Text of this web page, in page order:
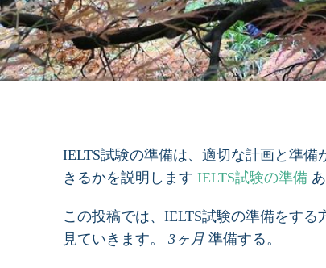
IELTS試験の準備は、適切な計画と準
きるかを説明します IELTS試験の準備
この投稿では、IELTS試験の準備をする
見ていきます。 3ヶ月 準備する。